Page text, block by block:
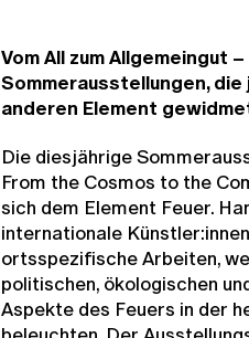
Vom All zum Allgemeingut
Sommerausstellungen, die
anderen Element
Die diesjährige
From the Cosmos to the
sich dem Element Feuer.
internationale
ortsspezifische Arbeiten,
politischen, ökologischen
Aspekte des Feuers in der